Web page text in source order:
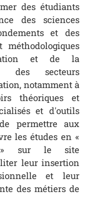
des étudiants
des sciences
et des
méthodologiques
et de la
des secteurs
notamment à
théoriques et
et d'outils
permettre aux
les études en «
» sur le site
leur insertion
et leur
des métiers de